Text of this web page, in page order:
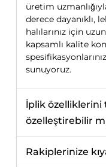
üretim
derece dayanıklı,
halılarınız için
kapsamlı kalite
sunuyoruz.
İplik özelliklerini
özelleştirebilir
Rakiplerinize